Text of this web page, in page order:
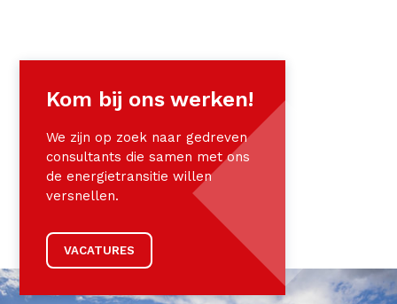
Kom bij ons werken!
We zijn op zoek naar gedreven
consultants die samen met ons
de energietransitie willen
versnellen.
VACATURES